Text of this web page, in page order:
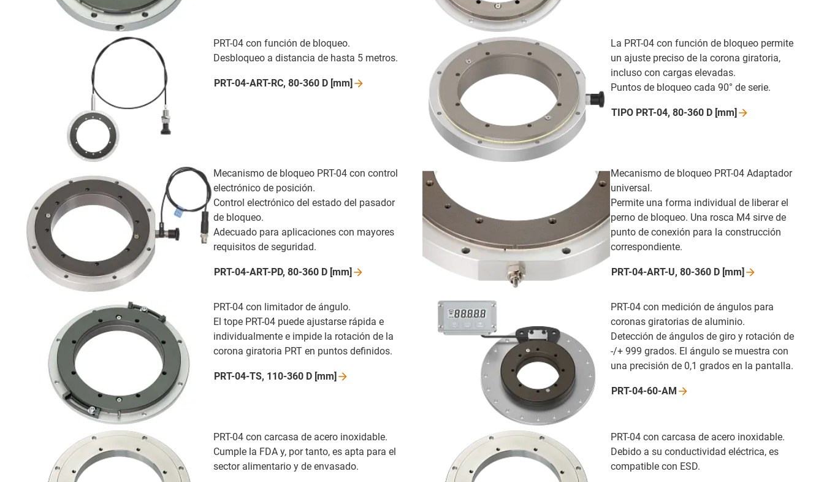
PRT-04 con función de bloqueo.
Desbloqueo a distancia de hasta 5 metros.
PRT-04-ART-RC, 80-360 D [mm]
La PRT-04 con función de bloqueo permite
un ajuste preciso de la corona giratoria,
incluso con cargas elevadas.
Puntos de bloqueo cada 90° de serie.
TIPO PRT-04, 80-360 D [mm]
Mecanismo de bloqueo PRT-04 con control
electrónico de posición.
Control electrónico del estado del pasador
de bloqueo.
Adecuado para aplicaciones con mayores
requisitos de seguridad.
PRT-04-ART-PD, 80-360 D [mm]
Mecanismo de bloqueo PRT-04 Adaptador
universal.
Permite una forma individual de liberar el
perno de bloqueo. Una rosca M4 sirve de
punto de conexión para la construcción
correspondiente.
PRT-04-ART-U, 80-360 D [mm]
PRT-04 con limitador de ángulo.
El tope PRT-04 puede ajustarse rápida e
individualmente e impide la rotación de la
corona giratoria PRT en puntos definidos.
PRT-04-TS, 110-360 D [mm]
PRT-04 con medición de ángulos para
coronas giratorias de aluminio.
Detección de ángulos de giro y rotación de
-/+ 999 grados. El ángulo se muestra con
una precisión de 0,1 grados en la pantalla.
PRT-04-60-AM
PRT-04 con carcasa de acero inoxidable.
Cumple la FDA y, por tanto, es apta para el
sector alimentario y de envasado.
PRT-04 con carcasa de acero inoxidable.
Debido a su conductividad eléctrica, es
compatible con ESD.